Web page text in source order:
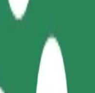
repas et générez des revenus